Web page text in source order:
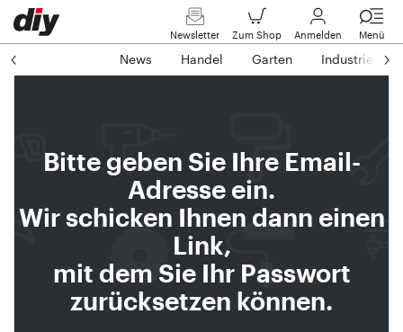
Newsletter Zum Shop Anmelden Menü
News Handel Garten Industrie
Bitte geben Sie Ihre Email-
Adresse ein.
Wir schicken Ihnen dann einen
Link,
mit dem Sie Ihr Passwort
zurücksetzen können.